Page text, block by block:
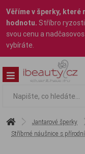
Věříme v šperky, které
hodnotu. Stříbro
svou cenu a
vybíráte.
Jantarové šperky
Stříbrné náušnice s